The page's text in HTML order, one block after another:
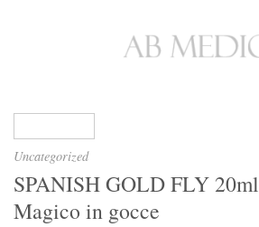
Uncategorized
SPANISH GOLD FLY
Magico in gocce